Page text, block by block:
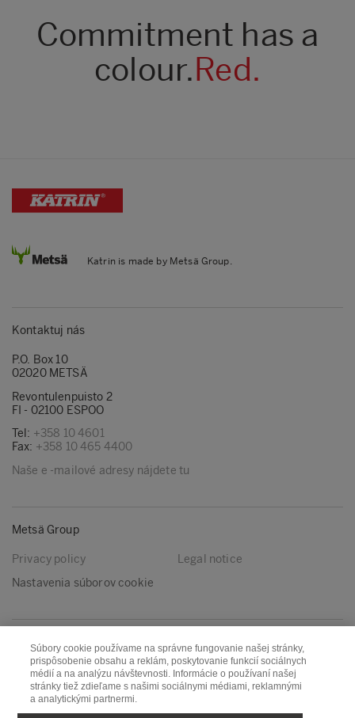
Commitment has a
colour.Red.
Katrin is made by Metsä Group.
Kontaktuj nás
P.O. Box 10
02020 METSÄ
Revontulenpuisto 2
FI - 02100 ESPOO
Tel: +358 10 4601
Fax: +358 10 465 4400
Naše e -mailové adresy nájdete tu
Metsä Group
Privacy policy
Legal notice
Nastavenia súborov cookie
Nasleduj nás
LinkedIn Youtube
Súbory cookie používame na správne fungovanie našej stránky,
prispôsobenie obsahu a reklám, poskytovanie funkcií sociálnych
médií a na analýzu návštevnosti. Informácie o používaní našej
stránky tiež zdieľame s našimi sociálnymi médiami, reklamnými
a analytickými partnermi.